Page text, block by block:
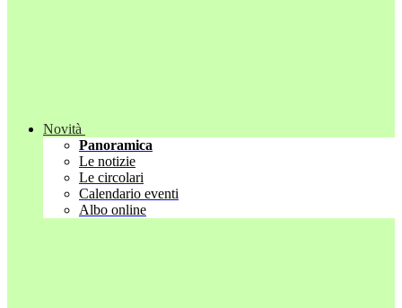
Novità
Panoramica
Le notizie
Le circolari
Calendario eventi
Albo online